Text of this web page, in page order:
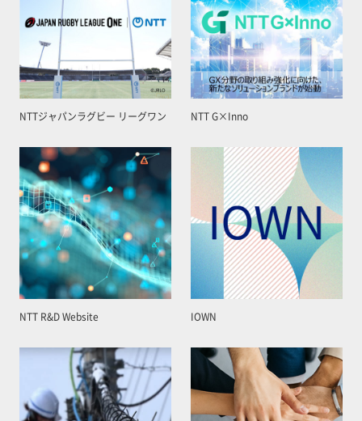
NTTジャパンラグビー リーグワン NTT G×Inno
NTT R&D Website IOWN